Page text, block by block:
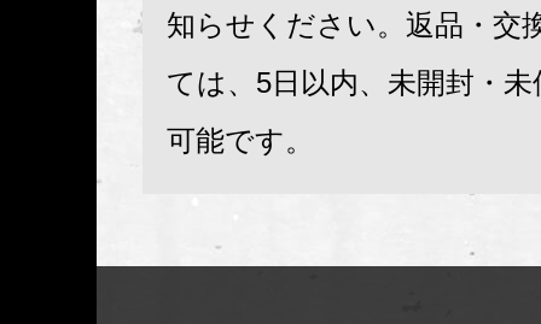
知らせください。返品・交
ては、5日以内、未開封・
可能です。